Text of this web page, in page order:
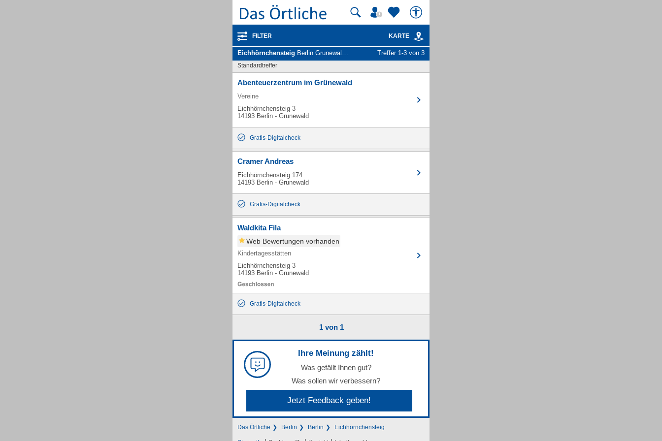
FILTER KARTE
Eichhörnchensteig Berlin Grunewald - Unternehmen und Personen Treffer 1-3 von 3
Standardtreffer
Abenteuerzentrum im Grünewald
Vereine
Eichhörnchensteig 3
14193 Berlin - Grunewald
Gratis-Digitalcheck
Cramer Andreas
Eichhörnchensteig 174
14193 Berlin - Grunewald
Gratis-Digitalcheck
Waldkita Fila
Web Bewertungen vorhanden
Kindertagesstätten
Eichhörnchensteig 3
14193 Berlin - Grunewald
Gratis-Digitalcheck
1 von 1
Ihre Meinung zählt!
Was gefällt Ihnen gut?
Was sollen wir verbessern?
Jetzt Feedback geben!
Das Örtliche Berlin Berlin Eichhörnchensteig